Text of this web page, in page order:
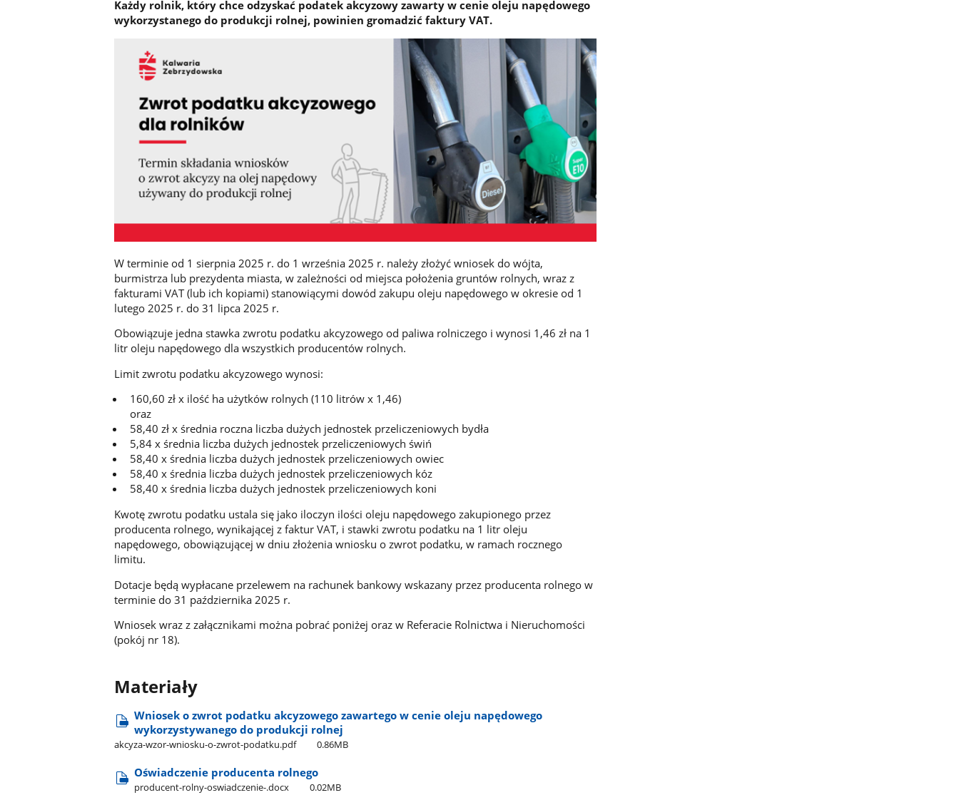
Każdy rolnik, który chce odzyskać podatek akcyzowy zawarty w cenie oleju napędowego
wykorzystanego do produkcji rolnej, powinien gromadzić faktury VAT.
W terminie od 1 sierpnia 2025 r. do 1 września 2025 r. należy złożyć wniosek do wójta,
burmistrza lub prezydenta miasta, w zależności od miejsca położenia gruntów rolnych, wraz z
fakturami VAT (lub ich kopiami) stanowiącymi dowód zakupu oleju napędowego w okresie od 1
lutego 2025 r. do 31 lipca 2025 r.
Obowiązuje jedna stawka zwrotu podatku akcyzowego od paliwa rolniczego i wynosi 1,46 zł na 1
litr oleju napędowego dla wszystkich producentów rolnych.
Limit zwrotu podatku akcyzowego wynosi:
160,60 zł x ilość ha użytków rolnych (110 litrów x 1,46)
oraz
58,40 zł x średnia roczna liczba dużych jednostek przeliczeniowych bydła
5,84 x średnia liczba dużych jednostek przeliczeniowych świń
58,40 x średnia liczba dużych jednostek przeliczeniowych owiec
58,40 x średnia liczba dużych jednostek przeliczeniowych kóz
58,40 x średnia liczba dużych jednostek przeliczeniowych koni
Kwotę zwrotu podatku ustala się jako iloczyn ilości oleju napędowego zakupionego przez
producenta rolnego, wynikającej z faktur VAT, i stawki zwrotu podatku na 1 litr oleju
napędowego, obowiązującej w dniu złożenia wniosku o zwrot podatku, w ramach rocznego
limitu.
Dotacje będą wypłacane przelewem na rachunek bankowy wskazany przez producenta rolnego w
terminie do 31 października 2025 r.
Wniosek wraz z załącznikami można pobrać poniżej oraz w Referacie Rolnictwa i Nieruchomości
(pokój nr 18).
Materiały
Wniosek o zwrot podatku akcyzowego zawartego w cenie oleju napędowego
wykorzystywanego do produkcji rolnej
akcyza-wzor-wniosku-o-zwrot-podatku.pdf 0.86MB
Oświadczenie producenta rolnego
producent-rolny-oswiadczenie-.docx 0.02MB